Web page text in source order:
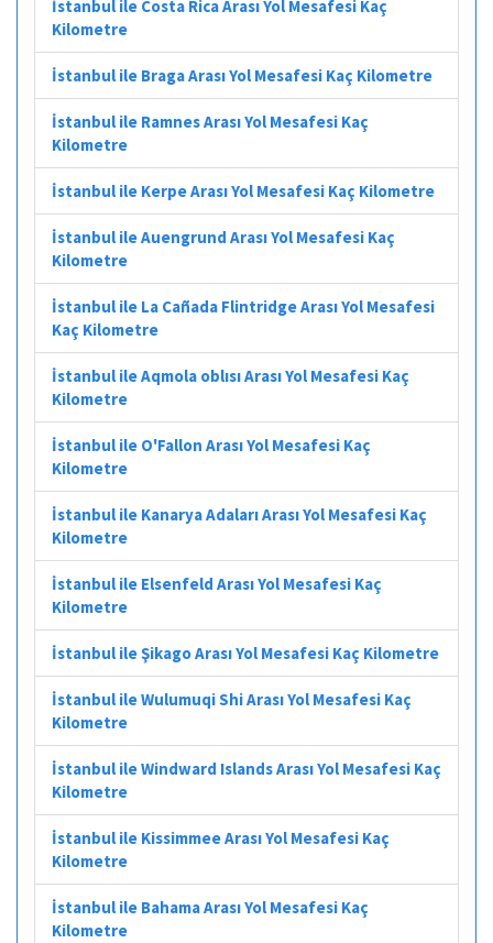
İstanbul ile Costa Rica Arası Yol Mesafesi Kaç
Kilometre
İstanbul ile Braga Arası Yol Mesafesi Kaç Kilometre
İstanbul ile Ramnes Arası Yol Mesafesi Kaç
Kilometre
İstanbul ile Kerpe Arası Yol Mesafesi Kaç Kilometre
İstanbul ile Auengrund Arası Yol Mesafesi Kaç
Kilometre
İstanbul ile La Cañada Flintridge Arası Yol Mesafesi
Kaç Kilometre
İstanbul ile Aqmola oblısı Arası Yol Mesafesi Kaç
Kilometre
İstanbul ile O'Fallon Arası Yol Mesafesi Kaç
Kilometre
İstanbul ile Kanarya Adaları Arası Yol Mesafesi Kaç
Kilometre
İstanbul ile Elsenfeld Arası Yol Mesafesi Kaç
Kilometre
İstanbul ile Şikago Arası Yol Mesafesi Kaç Kilometre
İstanbul ile Wulumuqi Shi Arası Yol Mesafesi Kaç
Kilometre
İstanbul ile Windward Islands Arası Yol Mesafesi Kaç
Kilometre
İstanbul ile Kissimmee Arası Yol Mesafesi Kaç
Kilometre
İstanbul ile Bahama Arası Yol Mesafesi Kaç
Kilometre